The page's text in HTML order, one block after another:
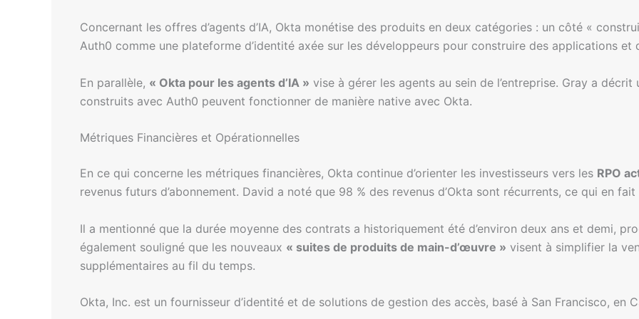
Concernant les offres d’agents d’IA, Okta monétise des produits en deux catégories : un côté «
Auth0 comme une plateforme d’identité axée sur les développeurs pour construire des applications et
En parallèle, « Okta pour les agents d’IA » vise à gérer les agents au sein de l’entreprise. Gray a décrit
construits avec Auth0 peuvent fonctionner de manière native avec Okta.
Métriques Financières et Opérationnelles
En ce qui concerne les métriques financières, Okta continue d’orienter les investisseurs vers les RPO
revenus futurs d’abonnement. David a noté que 98 % des revenus d’Okta sont récurrents, ce qui en
Il a mentionné que la durée moyenne des contrats a historiquement été d’environ deux ans et demi,
également souligné que les nouveaux « suites de produits de main-d’œuvre » visent à simplifier la
supplémentaires au fil du temps.
Okta, Inc. est un fournisseur d’identité et de solutions de gestion des accès, basé à San Francisco, en